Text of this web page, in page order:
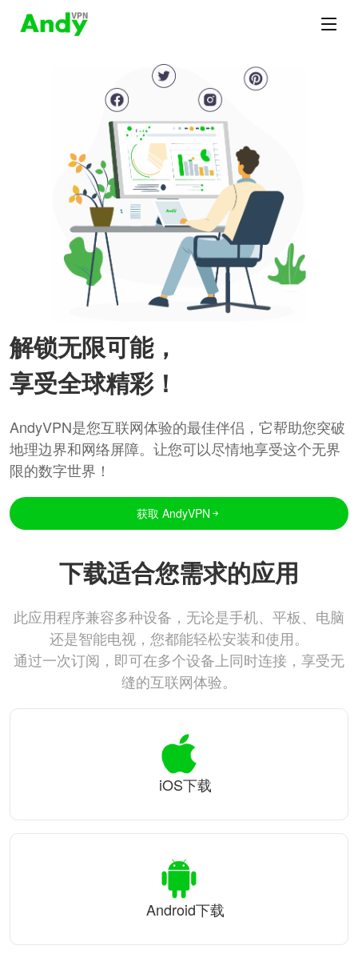
解锁无限可能，
享受全球精彩！
AndyVPN是您互联网体验的最佳伴侣，它帮助您突破
地理边界和网络屏障。让您可以尽情地享受这个无界
限的数字世界！
获取 AndyVPN
下载适合您需求的应用
此应用程序兼容多种设备，无论是手机、平板、电脑
还是智能电视，您都能轻松安装和使用。
通过一次订阅，即可在多个设备上同时连接，享受无
缝的互联网体验。
iOS下载
Android下载